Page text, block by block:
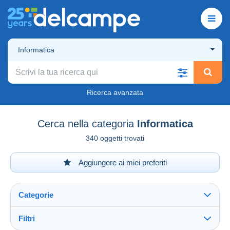
Informatica
Ricerca avanzata
Cerca nella categoria Informatica
340 oggetti trovati
Aggiungere ai miei preferiti
Categorie
Filtri